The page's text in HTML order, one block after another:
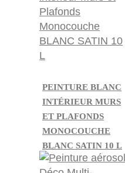
PEINTURE BLANC
INTÉRIEUR MURS
ET PLAFONDS
MONOCOUCHE
BLANC SATIN 10 L